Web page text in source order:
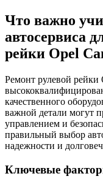
Что важно
автосервиса
рейки Opel
Ремонт рулевой рейки
качественного
важной детали могут
управлением и
правильный выбор
надежности и
Ключевые